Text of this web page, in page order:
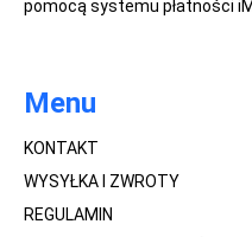
pomocą systemu płatności
Menu
KONTAKT
WYSYŁKA I ZWROTY
REGULAMIN